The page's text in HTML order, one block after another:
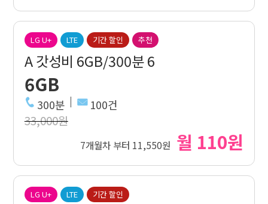
LG U+ LTE 기간 할인 추천
A 갓성비 6GB/300분 6
6GB
300분 100건
33,000원
7개월차 부터 11,550원 월 110원
LG U+ LTE 기간 할인